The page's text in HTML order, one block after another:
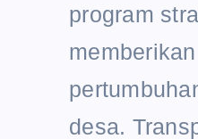
program
desa.